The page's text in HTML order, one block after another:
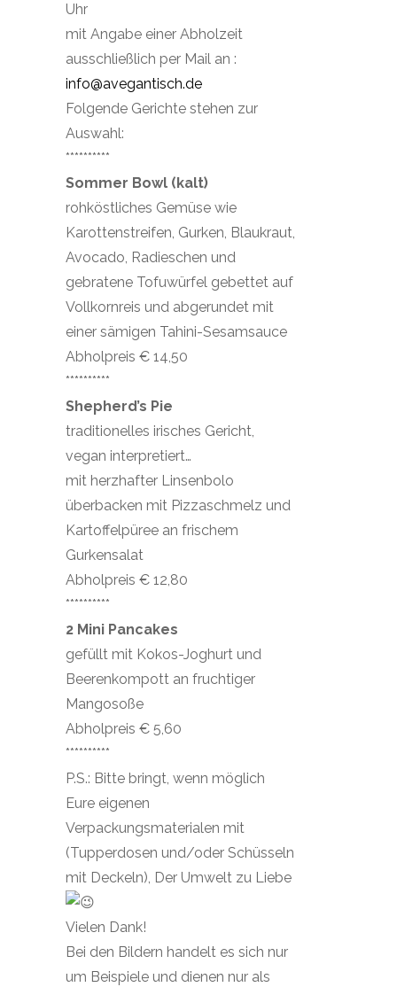
Uhr
mit Angabe einer Abholzeit
ausschließlich per Mail an :
info@avegantisch.de
Folgende Gerichte stehen zur
Auswahl:
**********
Sommer Bowl (kalt)
rohköstliches Gemüse wie
Karottenstreifen, Gurken, Blaukraut,
Avocado, Radieschen und
gebratene Tofuwürfel gebettet auf
Vollkornreis und abgerundet mit
einer sämigen Tahini-Sesamsauce
Abholpreis € 14,50
**********
Shepherd’s Pie
traditionelles irisches Gericht,
vegan interpretiert…
mit herzhafter Linsenbolo
überbacken mit Pizzaschmelz und
Kartoffelpüree an frischem
Gurkensalat
Abholpreis € 12,80
**********
2 Mini Pancakes
gefüllt mit Kokos-Joghurt und
Beerenkompott an fruchtiger
Mangosoße
Abholpreis € 5,60
**********
P.S.: Bitte bringt, wenn möglich
Eure eigenen
Verpackungsmaterialen mit
(Tupperdosen und/oder Schüsseln
mit Deckeln), Der Umwelt zu Liebe
Vielen Dank!
Bei den Bildern handelt es sich nur
um Beispiele und dienen nur als